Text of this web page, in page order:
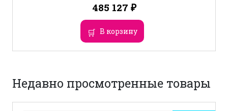
485 127 ₽
В корзину
Недавно просмотренные товары